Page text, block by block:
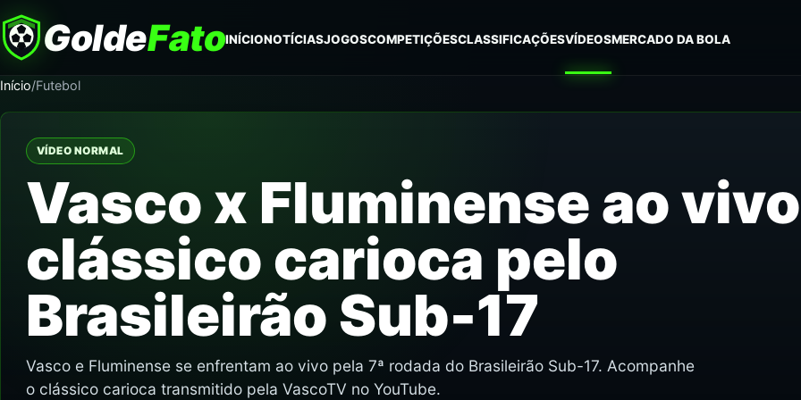
GoldeFatoINÍCIONOTÍCIASJOGOSCOMPETIÇÕESCLASSIFICAÇÕESVÍDEOSMERCADO DA BOLA
Início/Futebol
VÍDEO NORMAL
Vasco x Fluminense ao
clássico carioca pelo
Brasileirão Sub-17
Vasco e Fluminense se enfrentam ao vivo pela 7ª rodada do Brasileirão Sub-17. Acompanhe
o clássico carioca transmitido pela VascoTV no YouTube.